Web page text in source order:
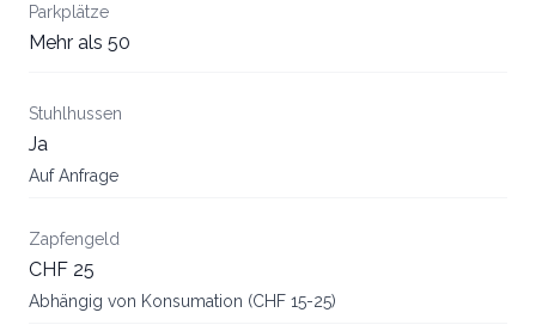
Parkplätze
Mehr als 50
Stuhlhussen
Ja
Auf Anfrage
Zapfengeld
CHF 25
Abhängig von Konsumation (CHF 15-25)